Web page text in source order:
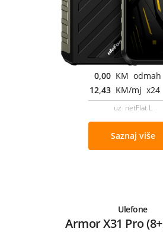
0,00 KM odmah
12,43 KM/mj x24
uz netFlat L
Saznaj više
Ulefone
Armor X31 Pro